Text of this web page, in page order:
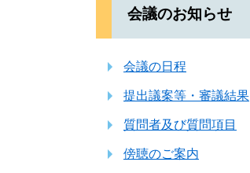
会議のお知らせ
会議の日程
提出議案等・審議結果
質問者及び質問項目
傍聴のご案内